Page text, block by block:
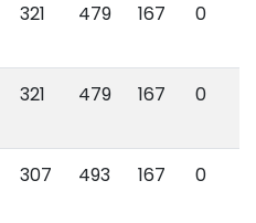
321 479 167 0
321 479 167 0
307 493 167 0